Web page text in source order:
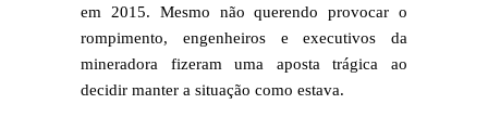
em 2015. Mesmo não querendo provocar o
rompimento, engenheiros e executivos da
mineradora fizeram uma aposta trágica ao
decidir manter a situação como estava.